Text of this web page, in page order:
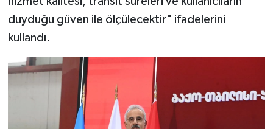
duyduğu güven ile ölçülecektir" ifadelerini
kullandı.